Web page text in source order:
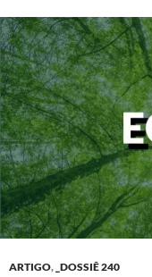
ARTIGO, _DOSSIÊ 240